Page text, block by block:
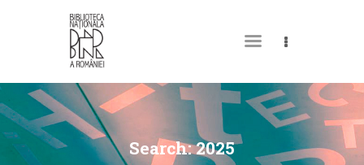
Search: 2025
DESPRE NOI
PERMISUL MEU DE
BIBLIOTECĂ